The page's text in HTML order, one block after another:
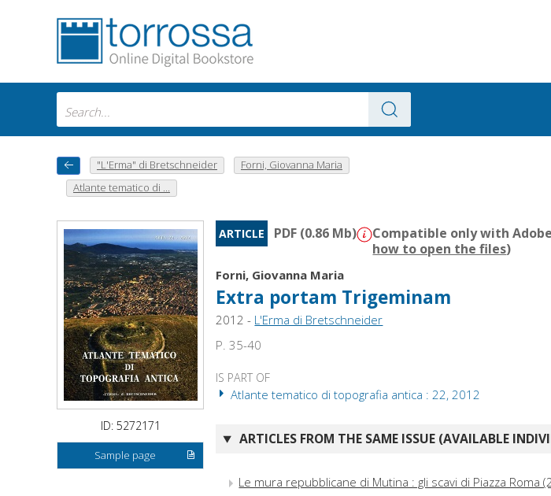
"L'Erma" di Bretschneider
Forni, Giovanna Maria
Atlante tematico di ...
ID: 5272171
Sample page
ARTICLE PDF (0.86 Mb) Compatible only with
how to open the files)
Forni, Giovanna Maria
Extra portam Trigeminam
2012 - L'Erma di Bretschneider
P. 35-40
IS PART OF
Atlante tematico di topografia antica : 22, 2012
ARTICLES FROM THE SAME ISSUE (AVAILABLE
Le mura repubblicane di Mutina : gli scavi di Piazza Roma